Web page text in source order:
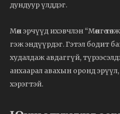
дундуур үлддэг.
Мөн эрчүүд ихэвчлэн “Мөнгө
гэж эндүүрдэг. Гэтэл бодит
худалдаж авдаггүй,
анхаарал авахын оронд
хэрэгтэй.